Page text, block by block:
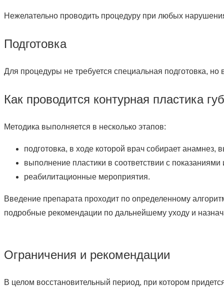
Нежелательно проводить процедуру при любых
Подготовка
Для процедуры не требуется специальная подготовка,
Как проводится контурная пластика губ
Методика выполняется в несколько этапов:
подготовка, в ходе которой врач собирает
выполнение пластики в соответствии с
реабилитационные мероприятия.
Введение препарата проходит по определенному
подробные рекомендации по дальнейшему уходу и
Ограничения и рекомендации
В целом восстановительный период, при котором